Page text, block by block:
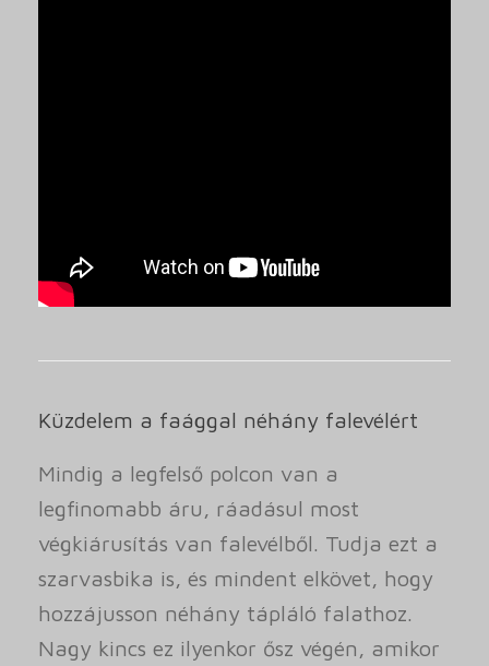
Küzdelem a faággal néhány falevélért
Mindig a legfelső polcon van a
legfinomabb áru, ráadásul most
végkiárusítás van falevélből. Tudja ezt a
szarvasbika is, és mindent elkövet, hogy
hozzájusson néhány tápláló falathoz.
Nagy kincs ez ilyenkor ősz végén, amikor